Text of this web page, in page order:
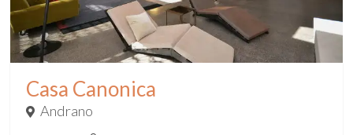
Casa Canonica
Andrano